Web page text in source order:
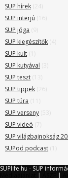
SUP hírek (24)
SUP interjú (16)
SUP jóga (9)
SUP kiegészítők (4)
SUP kult (1)
SUP kutyával (3)
SUP teszt (13)
SUP tippek (26)
SUP túra (11)
SUP verseny (53)
SUP videó (7)
SUP világbajnokság
SUPod podcast (1)
SUPlife.hu - SUP
| |